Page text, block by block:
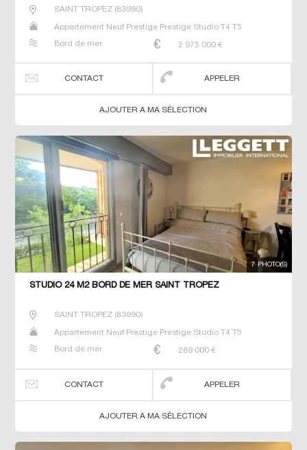
SAINT TROPEZ(83990)
Appartement Neuf Prestige Prestige Studio T4 T5
Bord de mer 2 975 000 €
CONTACT APPELER
AJOUTER A MA SÉLECTION
7 PHOTO(S)
STUDIO 24 M2 BORD DE MER SAINT TROPEZ
SAINT TROPEZ(83990)
Appartement Neuf Prestige Prestige Studio T4 T5
Bord de mer 289 000 €
CONTACT APPELER
AJOUTER A MA SÉLECTION